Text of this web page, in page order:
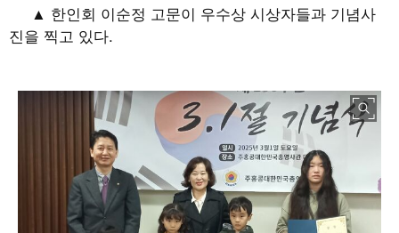
▲ 한인회 이순정 고문이 우수상 시상자들과 기념사
진을 찍고 있다.